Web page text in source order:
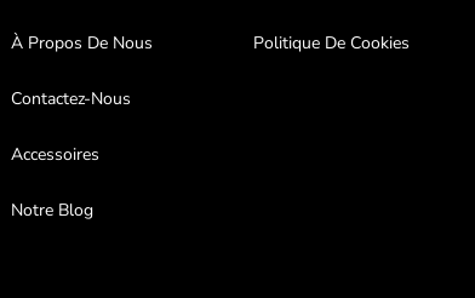
À Propos De Nous
Contactez-Nous
Accessoires
Notre Blog
Politique De Cookies